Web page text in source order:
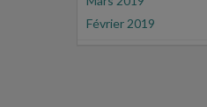
Février 2019